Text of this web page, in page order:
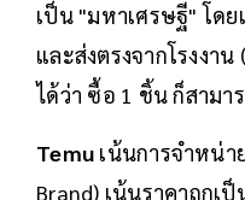
เป็น "มหาเศรษฐี" โด
และส่งตรงจากโรงงา
ได้ว่า ซื้อ 1 ชิ้น ก็สามา
Temu เน้นการจำหน่
Brand) เน้นราคาถูกเ